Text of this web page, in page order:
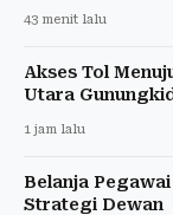
43 menit lalu
Akses Tol
Utara
1 jam lalu
Belanja
Strategi Dewan